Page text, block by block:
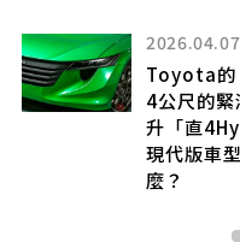
2026.04.07
Toyota的
4公尺的
升「直
現代版車
麼？